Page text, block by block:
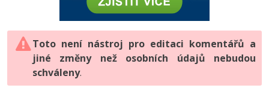
HTML5, CSS3, Bootstrap, SEO
SQL a databáze
Testování a verzování
PHP
JavaScript
Python
Vývojář mobilních aplikací
C# Game developer
-80%
JavaScript -80%
PHP -80%
Digitální gramotnost
Marketing
WordPress
Photoshop -80%
Adobe Illustrator -80%
Adobe Lightroom
Toto není nástroj pro editaci komentářů a
jiné změny než osobních údajů nebudou
schváleny.